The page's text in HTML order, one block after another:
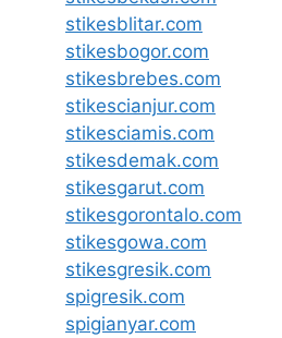
stikesblitar.com
stikesbogor.com
stikesbrebes.com
stikescianjur.com
stikesciamis.com
stikesdemak.com
stikesgarut.com
stikesgorontalo.com
stikesgowa.com
stikesgresik.com
spigresik.com
spigianyar.com